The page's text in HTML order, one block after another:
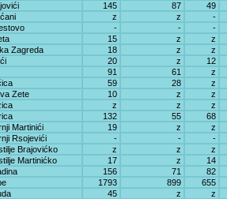
145 87
49
z z
-
- -
-
15 z
z
Zagreda 18 z
z
20 z
12
91 61
z
59 28
z
Zete 10 z
z
z z
z
132 55
68
Martinići 19 z
z
Rsojevići - -
-
Brajovićko z z
z
Martinićko 17 z
14
156 71
82
1793 899
655
45 z
z